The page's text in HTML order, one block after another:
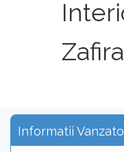
Informatii